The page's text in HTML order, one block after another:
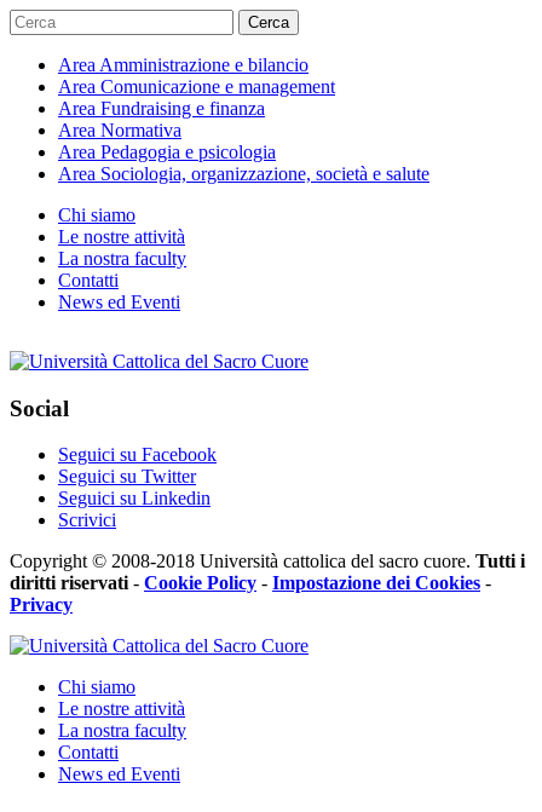
Cerca
Area Amministrazione e bilancio
Area Comunicazione e management
Area Fundraising e finanza
Area Normativa
Area Pedagogia e psicologia
Area Sociologia, organizzazione, società e salute
Chi siamo
Le nostre attività
La nostra faculty
Contatti
News ed Eventi
Social
Seguici su Facebook
Seguici su Twitter
Seguici su Linkedin
Scrivici
Copyright © 2008-2018 Università cattolica del sacro cuore. Tutti i
diritti riservati- Cookie Policy - Impostazione dei Cookies -
Privacy
Chi siamo
Le nostre attività
La nostra faculty
Contatti
News ed Eventi